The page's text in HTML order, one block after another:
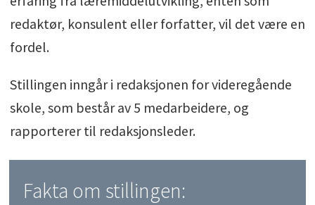
redaktør, konsulent eller forfatter, vil det være en
fordel.
Stillingen inngår i redaksjonen for videregående
skole, som består av 5 medarbeidere, og
rapporterer til redaksjonsleder.
Fakta om stillingen: